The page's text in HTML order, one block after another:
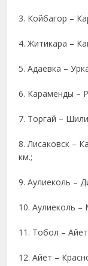
3. Койбагор –
4. Житикара –
5. Адаевка –
6. Караменды –
7. Торгай –
8. Лисаковск –
км.;
9. Аулиеколь –
10. Аулиеколь
11. Тобол –
12. Айет –